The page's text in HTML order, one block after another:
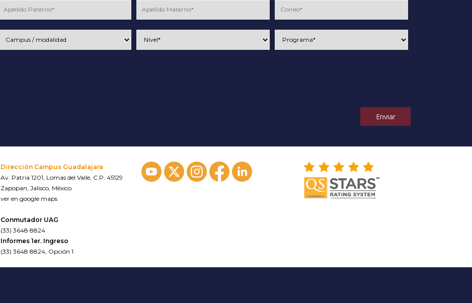
Enviar
Dirección Campus Guadalajara
Av. Patria 1201, Lomas del Valle, C.P. 45129
Zapopan, Jalisco, México.
ver en google maps
Conmutador UAG
(33) 3648 8824
Informes 1er. Ingreso
(33) 3648 8824, Opción 1